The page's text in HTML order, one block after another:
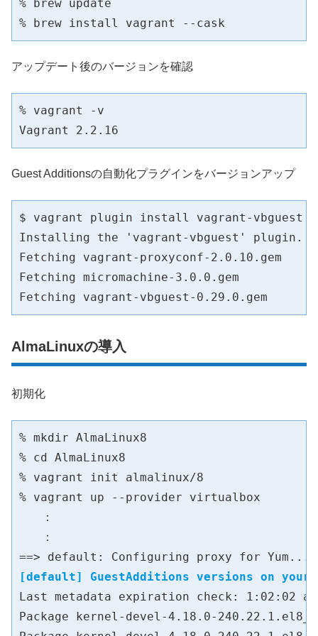
% brew update
% brew install vagrant --cask
アップデート後のバージョンを確認
% vagrant -v
Vagrant 2.2.16
Guest Additionsの自動化プラグインをバージョンアップ
$ vagrant plugin install vagrant-vbguest
Installing the 'vagrant-vbguest' plugin.
Fetching vagrant-proxyconf-2.0.10.gem
Fetching micromachine-3.0.0.gem
Fetching vagrant-vbguest-0.29.0.gem
AlmaLinuxの導入
初期化
% mkdir AlmaLinux8
% cd AlmaLinux8
% vagrant init almalinux/8
% vagrant up --provider virtualbox
：
：
[default] GuestAdditions versions on
Last metadata expiration check: 1:02:02
Package kernel-devel-4.18.0-